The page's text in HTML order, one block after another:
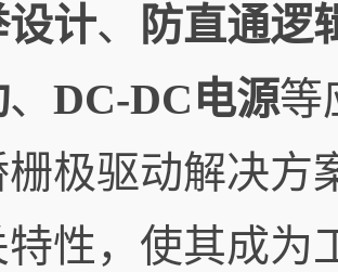
设计、
防直通逻
、 DC-DC电源等
栅极驱动解决方
特性，使其成为